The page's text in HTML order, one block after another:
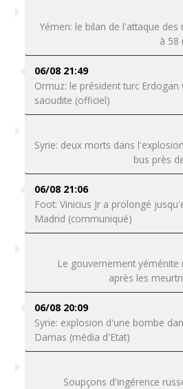
Yémen: le bilan de l'attaque
à 58
06/08 21:49
Ormuz: le président turc Erdogan
saoudite (officiel)
Syrie: deux morts dans
bus près
06/08 21:06
Foot: Vinicius Jr a prolongé
Madrid (communiqué)
Le gouvernement yéménite
après les
06/08 20:09
Syrie: explosion d'une bombe
Damas (média d'Etat)
Soupçons d'ingérence